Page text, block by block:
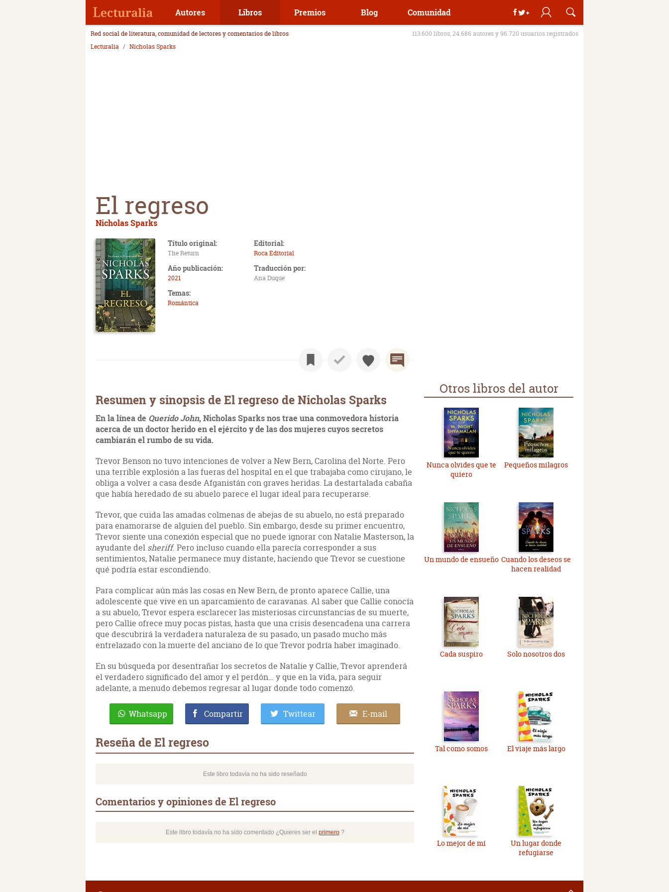
Autores Libros Premios Blog Comunidad
Red social de literatura, comunidad de lectores y comentarios de libros
113.600 libros, 24.686 autores y 96.720 usuarios registrados
Lecturalia
Nicholas Sparks
El regreso
Nicholas Sparks
Título original:
The Return
Editorial:
Roca Editorial
Año publicación:
2021
Traducción por:
Ana Duque
Temas:
Romántica
Resumen y sinopsis de El regreso de Nicholas Sparks
En la línea de Querido John, Nicholas Sparks nos trae una conmovedora historia
acerca de un doctor herido en el ejército y de las dos mujeres cuyos secretos
cambiarán el rumbo de su vida.
Trevor Benson no tuvo intenciones de volver a New Bern, Carolina del Norte. Pero
una terrible explosión a las fueras del hospital en el que trabajaba como cirujano, le
obliga a volver a casa desde Afganistán con graves heridas. La destartalada cabaña
que había heredado de su abuelo parece el lugar ideal para recuperarse.
Trevor, que cuida las amadas colmenas de abejas de su abuelo, no está preparado
para enamorarse de alguien del pueblo. Sin embargo, desde su primer encuentro,
Trevor siente una conexión especial que no puede ignorar con Natalie Masterson, la
ayudante del sheriff. Pero incluso cuando ella parecía corresponder a sus
sentimientos, Natalie permanece muy distante, haciendo que Trevor se cuestione
qué podría estar escondiendo.
Para complicar aún más las cosas en New Bern, de pronto aparece Callie, una
adolescente que vive en un aparcamiento de caravanas. Al saber que Callie conocía
a su abuelo, Trevor espera esclarecer las misteriosas circunstancias de su muerte,
pero Callie ofrece muy pocas pistas, hasta que una crisis desencadena una carrera
que descubrirá la verdadera naturaleza de su pasado, un pasado mucho más
entrelazado con la muerte del anciano de lo que Trevor podría haber imaginado.
En su búsqueda por desentrañar los secretos de Natalie y Callie, Trevor aprenderá
el verdadero significado del amor y el perdón… y que en la vida, para seguir
adelante, a menudo debemos regresar al lugar donde todo comenzó.
Whatsapp Compartir Twittear E-mail
Reseña de El regreso
Este libro todavía no ha sido reseñado
Comentarios y opiniones de El regreso
Este libro todavía no ha sido comentado ¿Quieres ser el primero?
Otros libros del autor
Nunca olvides que te
quiero
Pequeños milagros
Un mundo de ensueño Cuando los deseos se
hacen realidad
Cada suspiro Solo nosotros dos
Tal como somos El viaje más largo
Lo mejor de mí
Un lugar donde
refugiarse